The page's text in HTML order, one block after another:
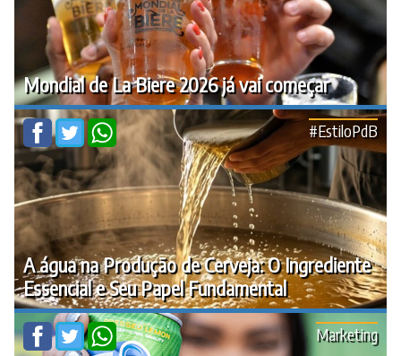
Mondial de La Biere 2026 já vai começar
A água na Produção de Cerveja: O Ingrediente
Essencial e Seu Papel Fundamental
#EstiloPdB
Marketing